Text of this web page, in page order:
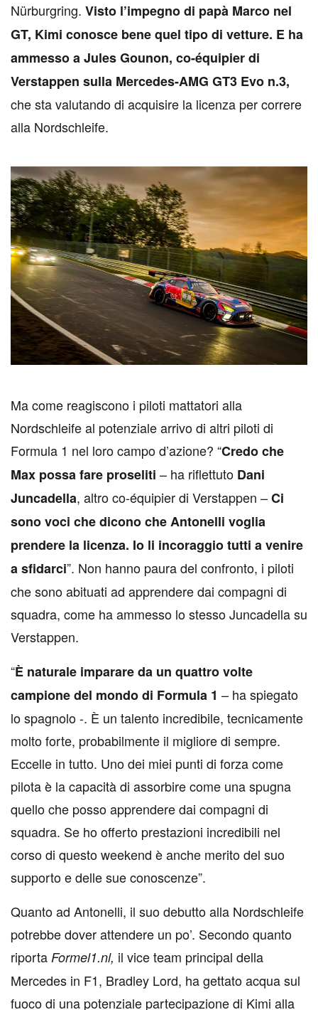
Nürburgring. Visto l’impegno di papà Marco nel
GT, Kimi conosce bene quel tipo di vetture. E ha
ammesso a Jules Gounon, co-équipier di
Verstappen sulla Mercedes-AMG GT3 Evo n.3,
che sta valutando di acquisire la licenza per correre
alla Nordschleife.
Ma come reagiscono i piloti mattatori alla
Nordschleife al potenziale arrivo di altri piloti di
Formula 1 nel loro campo d’azione? “Credo che
Max possa fare proseliti – ha riflettuto Dani
Juncadella, altro co-équipier di Verstappen –Ci
sono voci che dicono che Antonelli voglia
prendere la licenza. Io li incoraggio tutti a venire
a sfidarci”. Non hanno paura del confronto, i piloti
che sono abituati ad apprendere dai compagni di
squadra, come ha ammesso lo stesso Juncadella su
Verstappen.
“È naturale imparare da un quattro volte
campione del mondo di Formula 1 – ha spiegato
lo spagnolo -. È un talento incredibile, tecnicamente
molto forte, probabilmente il migliore di sempre.
Eccelle in tutto. Uno dei miei punti di forza come
pilota è la capacità di assorbire come una spugna
quello che posso apprendere dai compagni di
squadra. Se ho offerto prestazioni incredibili nel
corso di questo weekend è anche merito del suo
supporto e delle sue conoscenze”.
Quanto ad Antonelli, il suo debutto alla Nordschleife
potrebbe dover attendere un po’. Secondo quanto
riporta Formel1.nl, il vice team principal della
Mercedes in F1, Bradley Lord, ha gettato acqua sul
fuoco di una potenziale partecipazione di Kimi alla